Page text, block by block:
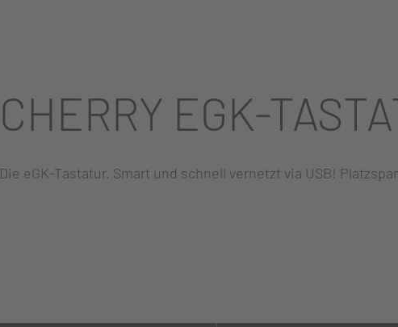
CHERRY EGK-
Die eGK-Tastatur. Smart und schnell vernetzt via USB!